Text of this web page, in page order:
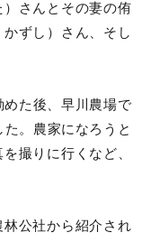
さんとその妻の侑
ずし）さん、そし
た後、早川農場で
。農家になろうと
撮りに行くなど、
公社から紹介され